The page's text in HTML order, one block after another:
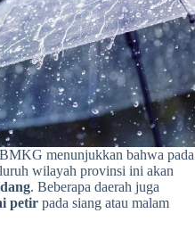
menunjukkan bahwa pada
wilayah provinsi ini akan
. Beberapa daerah juga
petir pada siang atau malam